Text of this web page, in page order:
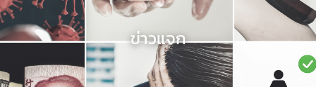
ข่าวแจก